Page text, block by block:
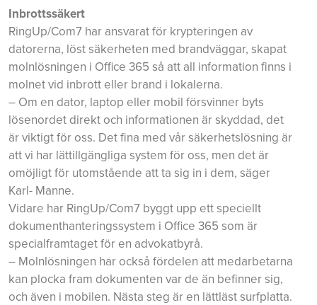
Inbrottssäkert
RingUp/Com7 har ansvarat för krypteringen av
datorerna, löst säkerheten med brandväggar, skapat
molnlösningen i Office 365 så att all information finns i
molnet vid inbrott eller brand i lokalerna.
– Om en dator, laptop eller mobil försvinner byts
lösenordet direkt och informationen är skyddad, det
är viktigt för oss. Det fina med vår säkerhetslösning är
att vi har lättillgängliga system för oss, men det är
omöjligt för utomstående att ta sig in i dem, säger
Karl- Manne.
Vidare har RingUp/Com7 byggt upp ett speciellt
dokumenthanteringssystem i Office 365 som är
specialframtaget för en advokatbyrå.
– Molnlösningen har också fördelen att medarbetarna
kan plocka fram dokumenten var de än befinner sig,
och även i mobilen. Nästa steg är en lättläst surfplatta.